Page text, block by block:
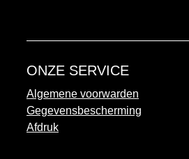
ONZE SERVICE
Algemene voorwarden
Gegevensbescherming
Afdruk